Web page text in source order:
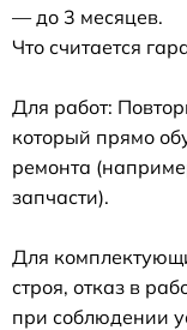
— до 3 месяцев.
Что считается
Для работ:
который прямо
ремонта
запчасти).
Для
строя, отказ в
при соблюдении